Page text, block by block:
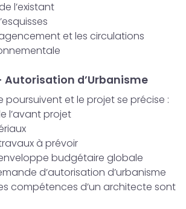
l’existant
et les circulations
d’Urbanisme
poursuivent et le projet se précise :
l’avant projet
à prévoir
budgétaire globale
d’autorisation d’urbanisme
compétences d’un architecte sont